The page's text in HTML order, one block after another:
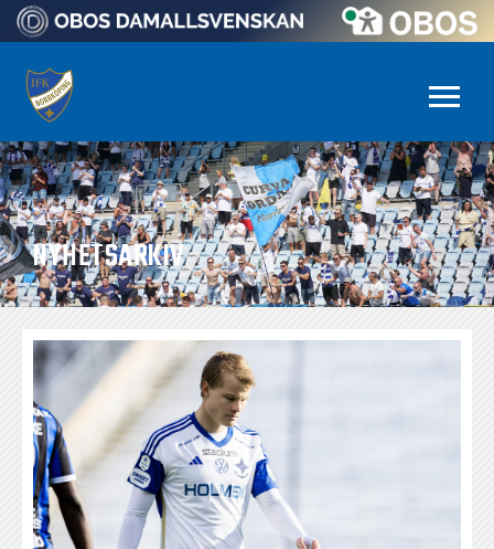
NYHETSARKIV